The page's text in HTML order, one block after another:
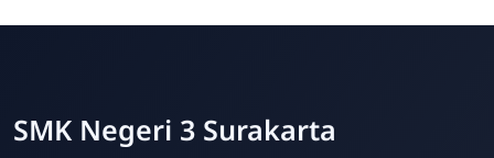
SMK Negeri 3 Surakarta